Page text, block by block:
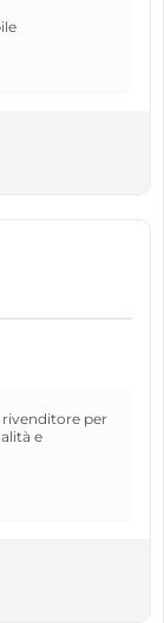
per
e